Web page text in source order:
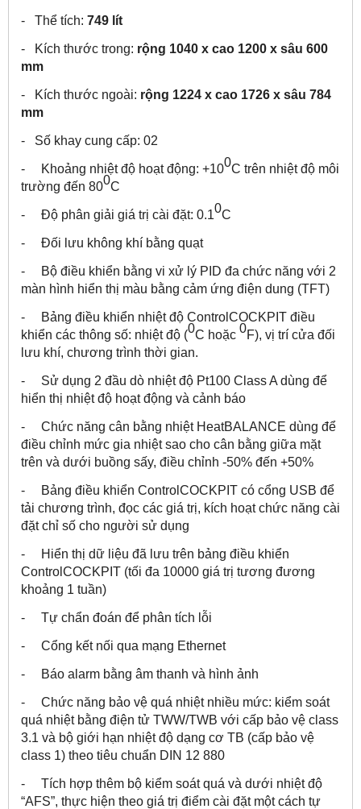
- Thể tích: 749 lít
- Kích thước trong: rộng 1040 x cao 1200 x sâu 600
mm
- Kích thước ngoài: rộng 1224 x cao 1726 x sâu 784
mm
- Số khay cung cấp: 02
- Khoảng nhiệt độ hoạt động: +100C trên nhiệt độ môi
trường đến 800C
- Độ phân giải giá trị cài đặt: 0.10C
- Đối lưu không khí bằng quạt
- Bộ điều khiển bằng vi xử lý PID đa chức năng với 2
màn hình hiển thị màu bằng cảm ứng điện dung (TFT)
- Bảng điều khiển nhiệt độ ControlCOCKPIT điều
khiển các thông số: nhiệt độ (0C hoặc 0F), vị trí cửa đối
lưu khí, chương trình thời gian.
- Sử dụng 2 đầu dò nhiệt độ Pt100 Class A dùng để
hiển thị nhiệt độ hoạt động và cảnh báo
- Chức năng cân bằng nhiệt HeatBALANCE dùng để
điều chỉnh mức gia nhiệt sao cho cân bằng giữa mặt
trên và dưới buồng sấy, điều chỉnh -50% đến +50%
- Bảng điều khiển ControlCOCKPIT có cổng USB để
tải chương trình, đọc các giá trị, kích hoạt chức năng cài
đặt chỉ số cho người sử dụng
- Hiển thị dữ liệu đã lưu trên bảng điều khiển
ControlCOCKPIT (tối đa 10000 giá trị tương đương
khoảng 1 tuần)
- Tự chẩn đoán để phân tích lỗi
- Cổng kết nối qua mạng Ethernet
- Báo alarm bằng âm thanh và hình ảnh
- Chức năng bảo vệ quá nhiệt nhiều mức: kiểm soát
quá nhiệt bằng điện tử TWW/TWB với cấp bảo vệ class
3.1 và bộ giới hạn nhiệt độ dạng cơ TB (cấp bảo vệ
class 1) theo tiêu chuẩn DIN 12 880
- Tích hợp thêm bộ kiểm soát quá và dưới nhiệt độ
“AFS”, thực hiện theo giá trị điểm cài đặt một cách tự